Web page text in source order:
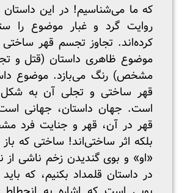
که ما می‌شناسیم! در این
روایت گرد و غبار موضوع را
کرده‌اند. تجاوز تجسم قهر
موضوع ظاهری داستان (قتل و
مشخص) رنگ می‌بازد. موضوع
قهر ساختی و تجلی آن به شکل
است. جهان داستان، جهانی
قهر در آن، قهر و جنایت فرد
بلکه اثر ساختی‌اند! ساختی که
«او» و بوی گندیدن زخم ناشی
در داستان قلمداد بکنیم، که باید